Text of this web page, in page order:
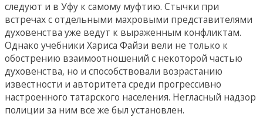
следуют и в Уфу к самому муфтию. Стычки при
встречах с отдельными махровыми представителями
духовенства уже ведут к выраженным конфликтам.
Однако учебники Хариса Файзи вели не только к
обострению взаимоотношений с некоторой частью
духовенства, но и способствовали возрастанию
известности и авторитета среди прогрессивно
настроенного татарского населения. Негласный надзор
полиции за ним все же был установлен.